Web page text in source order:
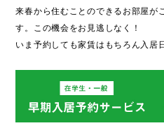
来春から住むことのできるお部屋が
す。この機会をお見逃しなく！
いま予約しても家賃はもちろん入居